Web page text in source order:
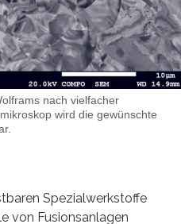
nach vielfacher
wird die gewünschte
Spezialwerkstoffe
von Fusionsanlagen